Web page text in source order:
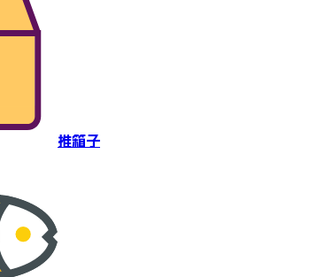
推箱子